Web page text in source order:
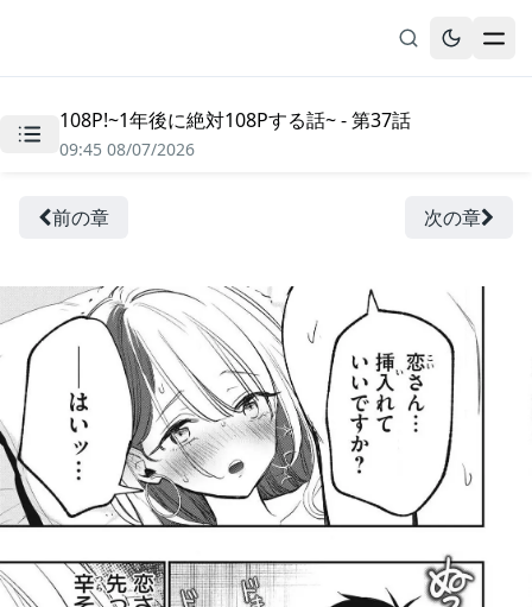
無料漫画
履歴
108P!~1年後に絶対108Pする話~ - 第37話
09:45 08/07/2026
前の章 次の章